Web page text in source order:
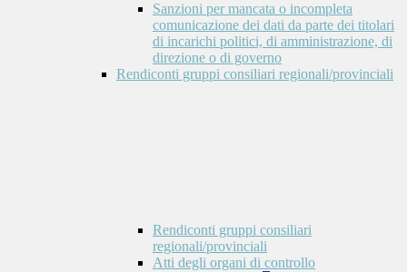
Sanzioni per mancata o incompleta
comunicazione dei dati da parte dei titolari
di incarichi politici, di amministrazione, di
direzione o di governo
Rendiconti gruppi consiliari regionali/provinciali
Rendiconti gruppi consiliari
regionali/provinciali
Atti degli organi di controllo